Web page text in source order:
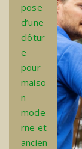
pose
d’une
clôtur
e
pour
maiso
n
mode
rne et
ancien